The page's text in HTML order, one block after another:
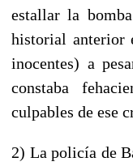
estallar la
historial anterior
inocentes) a
constaba
culpables de ese
2) La policía de